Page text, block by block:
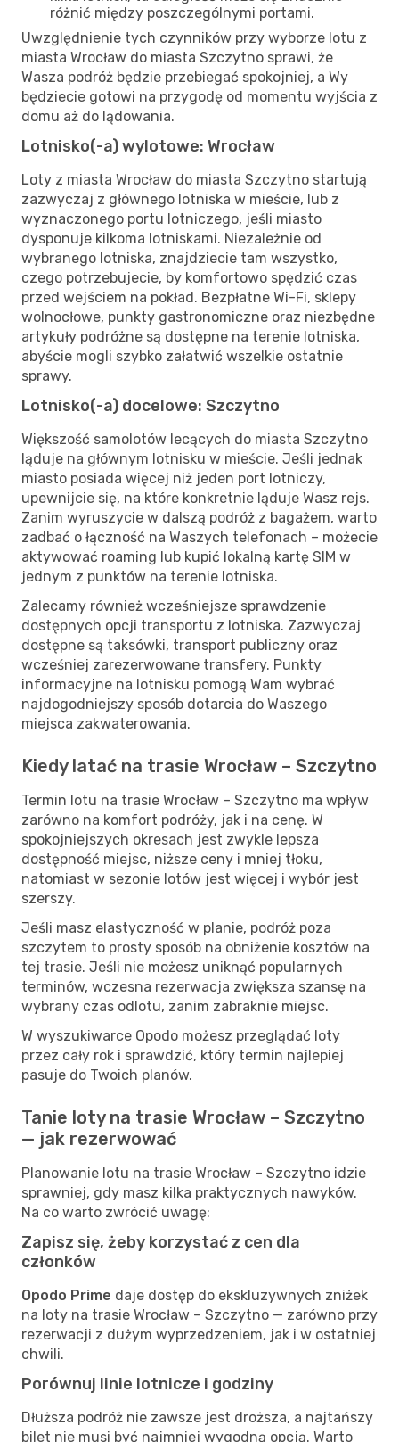
różnić między poszczególnymi portami.
Uwzględnienie tych czynników przy wyborze lotu z
miasta Wrocław do miasta Szczytno sprawi, że
Wasza podróż będzie przebiegać spokojniej, a Wy
będziecie gotowi na przygodę od momentu wyjścia z
domu aż do lądowania.
Lotnisko(-a) wylotowe: Wrocław
Loty z miasta Wrocław do miasta Szczytno startują
zazwyczaj z głównego lotniska w mieście, lub z
wyznaczonego portu lotniczego, jeśli miasto
dysponuje kilkoma lotniskami. Niezależnie od
wybranego lotniska, znajdziecie tam wszystko,
czego potrzebujecie, by komfortowo spędzić czas
przed wejściem na pokład. Bezpłatne Wi-Fi, sklepy
wolnocłowe, punkty gastronomiczne oraz niezbędne
artykuły podróżne są dostępne na terenie lotniska,
abyście mogli szybko załatwić wszelkie ostatnie
sprawy.
Lotnisko(-a) docelowe: Szczytno
Większość samolotów lecących do miasta Szczytno
ląduje na głównym lotnisku w mieście. Jeśli jednak
miasto posiada więcej niż jeden port lotniczy,
upewnijcie się, na które konkretnie ląduje Wasz rejs.
Zanim wyruszycie w dalszą podróż z bagażem, warto
zadbać o łączność na Waszych telefonach – możecie
aktywować roaming lub kupić lokalną kartę SIM w
jednym z punktów na terenie lotniska.
Zalecamy również wcześniejsze sprawdzenie
dostępnych opcji transportu z lotniska. Zazwyczaj
dostępne są taksówki, transport publiczny oraz
wcześniej zarezerwowane transfery. Punkty
informacyjne na lotnisku pomogą Wam wybrać
najdogodniejszy sposób dotarcia do Waszego
miejsca zakwaterowania.
Kiedy latać na trasie Wrocław – Szczytno
Termin lotu na trasie Wrocław – Szczytno ma wpływ
zarówno na komfort podróży, jak i na cenę. W
spokojniejszych okresach jest zwykle lepsza
dostępność miejsc, niższe ceny i mniej tłoku,
natomiast w sezonie lotów jest więcej i wybór jest
szerszy.
Jeśli masz elastyczność w planie, podróż poza
szczytem to prosty sposób na obniżenie kosztów na
tej trasie. Jeśli nie możesz uniknąć popularnych
terminów, wczesna rezerwacja zwiększa szansę na
wybrany czas odlotu, zanim zabraknie miejsc.
W wyszukiwarce Opodo możesz przeglądać loty
przez cały rok i sprawdzić, który termin najlepiej
pasuje do Twoich planów.
Tanie loty na trasie Wrocław – Szczytno
— jak rezerwować
Planowanie lotu na trasie Wrocław – Szczytno idzie
sprawniej, gdy masz kilka praktycznych nawyków.
Na co warto zwrócić uwagę:
Zapisz się, żeby korzystać z cen dla
członków
Opodo Prime daje dostęp do ekskluzywnych zniżek
na loty na trasie Wrocław – Szczytno — zarówno przy
rezerwacji z dużym wyprzedzeniem, jak i w ostatniej
chwili.
Porównuj linie lotnicze i godziny
Dłuższa podróż nie zawsze jest droższa, a najtańszy
bilet nie musi być najmniej wygodną opcją. Warto